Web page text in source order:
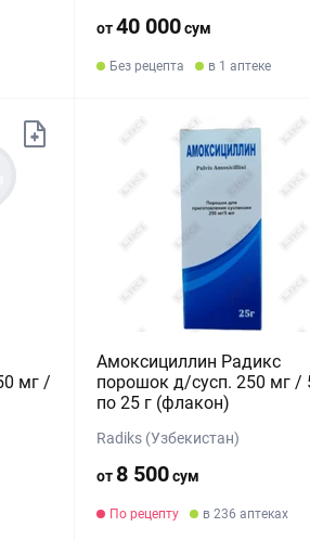
от40 000сум
Без рецепта в 1 аптеке
мг /
Амоксициллин Радикс
порошок д/сусп. 250 мг /
по 25 г (флакон)
Radiks (Узбекистан)
от 8 500сум
По рецепту в 236 аптеках